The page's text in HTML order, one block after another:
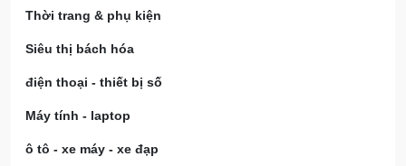
Thời trang & phụ kiện
Siêu thị bách hóa
điện thoại - thiết bị số
Máy tính - laptop
ô tô - xe máy - xe đạp